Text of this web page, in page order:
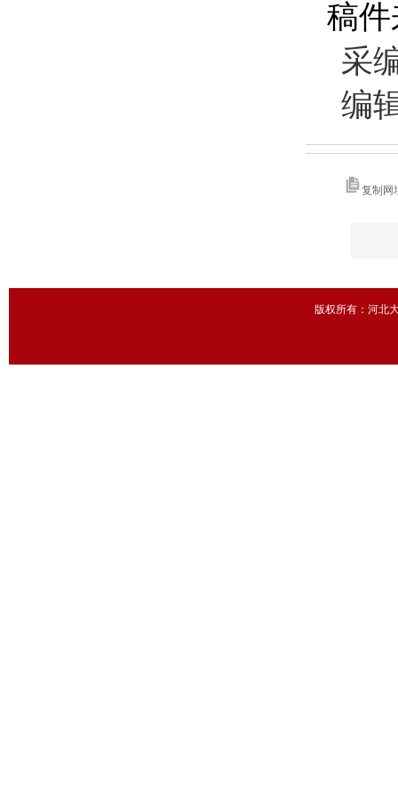
稿
采
编
复制网
版权所有：河北